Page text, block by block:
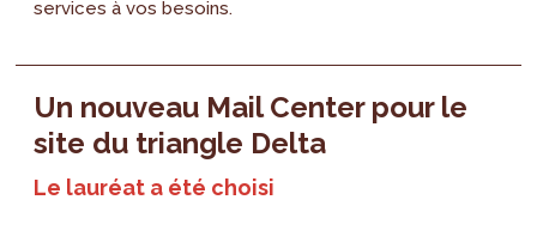
services à vos besoins.
Un nouveau Mail Center pour le
site du triangle Delta
Le lauréat a été choisi